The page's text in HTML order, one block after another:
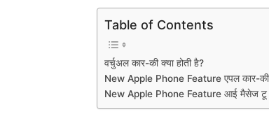
Table of Contents
वर्चुअल कार-की क्या होती है?
New Apple Phone Feature एपल कार-
New Apple Phone Feature आई मैसेज टू